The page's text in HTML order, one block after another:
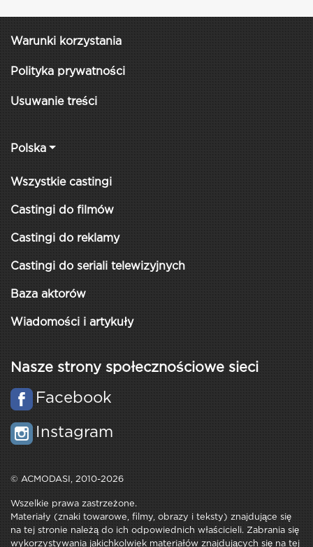
Warunki korzystania
Polityka prywatności
Usuwanie treści
Polska
Wszystkie castingi
Castingi do filmów
Castingi do reklamy
Castingi do seriali telewizyjnych
Baza aktorów
Wiadomości i artykuły
Nasze strony społecznościowe sieci
Facebook
Instagram
© ACMODASI, 2010-2026
Wszelkie prawa zastrzeżone.
Materiały (znaki towarowe, filmy, obrazy i teksty) znajdujące się
na tej stronie należą do ich odpowiednich właścicieli. Zabrania się
wykorzystywania jakichkolwiek materiałów znajdujących się na tej